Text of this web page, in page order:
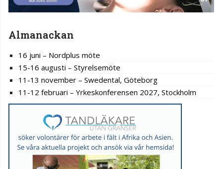
Almanackan
16 juni – Nordplus möte
15-16 augusti – Styrelsemöte
11-13 november – Swedental, Göteborg
11-12 februari – Yrkeskonferensen 2027, Stockholm